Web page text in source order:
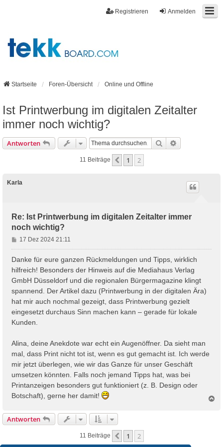
Anmelden
Registrieren
Startseite Foren-Übersicht Online und Offline
Ist Printwerbung im digitalen Zeitalter
immer noch wichtig?
Antworten Suche
11 Beiträge Vorherige
1 2
Karla
Re: Ist Printwerbung im digitalen Zeitalter immer
noch wichtig?
B
e
r
a
g
17 Dez 2024 21:11
Danke für eure ganzen Rückmeldungen und Tipps, wirklich
hilfreich! Besonders der Hinweis auf die Mediahaus Verlag
GmbH Düsseldorf und die regionalen Bürgermagazine klingt
spannend. Der Artikel dazu (Printwerbung in der digitalen Ära)
hat mir auch nochmal gezeigt, dass Printwerbung gezielt
eingesetzt durchaus Sinn machen kann – gerade für lokale
Kunden.
Alina, deine Anekdote war echt ein Augenöffner. Da sieht man
mal, dass Print nicht tot ist, wenn es gut gemacht ist. Ich werde
mir jetzt überlegen, wie wir das Ganze für unser Geschäft
umsetzen könnten. Falls noch jemand Tipps hat, was bei
Printanzeigen besonders gut funktioniert (z. B. Design oder
Botschaft), gerne her damit!
Antworten
11 Beiträge Vorherige
1 2